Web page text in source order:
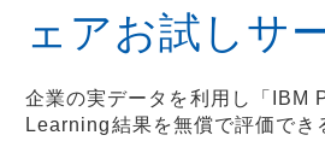
イントセキュリティ
PC
エンドポイントセキュリティ
ェアお試しサ
企業の実データを利用し「
Learning結果を無償で評価でき